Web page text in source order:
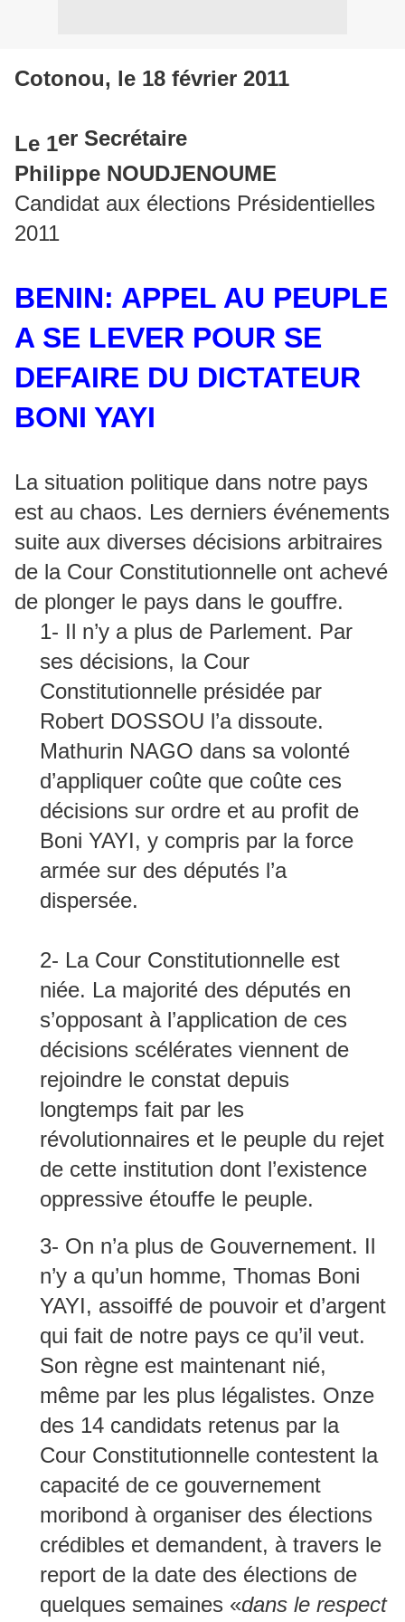
Cotonou, le 18 février 2011
Le 1er Secrétaire
Philippe NOUDJENOUME
Candidat aux élections Présidentielles
2011
BENIN: APPEL AU PEUPLE
A SE LEVER POUR SE
DEFAIRE DU DICTATEUR
BONI YAYI
La situation politique dans notre pays
est au chaos. Les derniers événements
suite aux diverses décisions arbitraires
de la Cour Constitutionnelle ont achevé
de plonger le pays dans le gouffre.
1- Il n’y a plus de Parlement. Par
ses décisions, la Cour
Constitutionnelle présidée par
Robert DOSSOU l’a dissoute.
Mathurin NAGO dans sa volonté
d’appliquer coûte que coûte ces
décisions sur ordre et au profit de
Boni YAYI, y compris par la force
armée sur des députés l’a
dispersée.
2- La Cour Constitutionnelle est
niée. La majorité des députés en
s’opposant à l’application de ces
décisions scélérates viennent de
rejoindre le constat depuis
longtemps fait par les
révolutionnaires et le peuple du rejet
de cette institution dont l’existence
oppressive étouffe le peuple.
3- On n’a plus de Gouvernement. Il
n’y a qu’un homme, Thomas Boni
YAYI, assoiffé de pouvoir et d’argent
qui fait de notre pays ce qu’il veut.
Son règne est maintenant nié,
même par les plus légalistes. Onze
des 14 candidats retenus par la
Cour Constitutionnelle contestent la
capacité de ce gouvernement
moribond à organiser des élections
crédibles et demandent, à travers le
report de la date des élections de
quelques semaines «dans le respect